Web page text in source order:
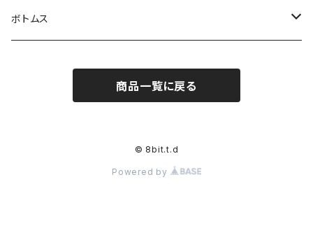
クッション
マフラー
ボトムス
商品一覧に戻る
© 8bit.t.d
Powered by